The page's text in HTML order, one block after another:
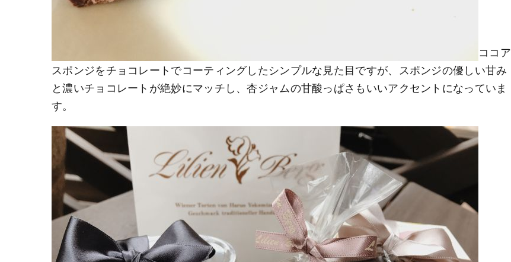
ココア
スポンジをチョコレートでコーティングしたシンプルな見た目ですが、スポンジの優しい甘み
と濃いチョコレートが絶妙にマッチし、杏ジャムの甘酸っぱさもいいアクセントになっていま
す。